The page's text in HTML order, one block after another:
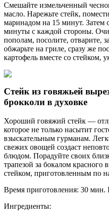
Смешайте измельченный
масло. Нарежьте стейк,
маринадом на 15 минут. Затем
минуты с каждой стороны.
пополам, посолите, отварите,
обжарьте на гриле, сразу же
картофель вместе со стейком,
Стейк из говяжьей
брокколи в духовке
Хороший говяжий стейк —
которое не только насытит
взыскательным гурманам.
свежих овощей создаст
блюдом. Порадуйте своих
трапезой за бокалом
стейком, приготовленным по
Время приготовления: 30 мин.
Ингредиенты: